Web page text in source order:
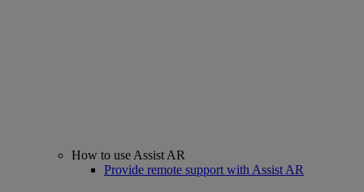
How to use Assist AR
Provide remote support with Assist AR